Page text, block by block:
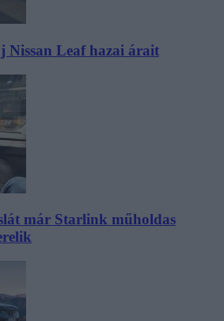
Nissan Leaf hazai árait
már Starlink műholdas